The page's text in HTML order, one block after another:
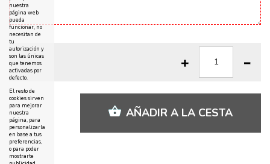
AÑADIR A LA CESTA
nuestra
página web
pueda
funcionar, no
necesitan de
tu
autorización y
son las únicas
que tenemos
activadas por
defecto.
El resto de
cookies sirven
para mejorar
nuestra
página, para
personalizarla
en base a tus
preferencias,
o para poder
mostrarte